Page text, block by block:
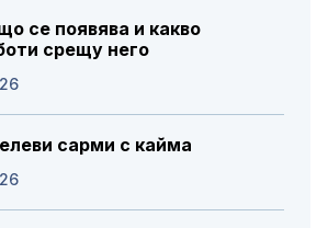
се появява и какво
срещу него
сарми с кайма